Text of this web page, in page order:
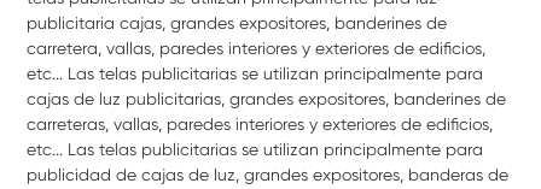
publicitaria cajas, grandes expositores, banderines de
carretera, vallas, paredes interiores y exteriores de edificios,
etc... Las telas publicitarias se utilizan principalmente para
cajas de luz publicitarias, grandes expositores, banderines de
carreteras, vallas, paredes interiores y exteriores de edificios,
etc... Las telas publicitarias se utilizan principalmente para
publicidad de cajas de luz, grandes expositores, banderas de